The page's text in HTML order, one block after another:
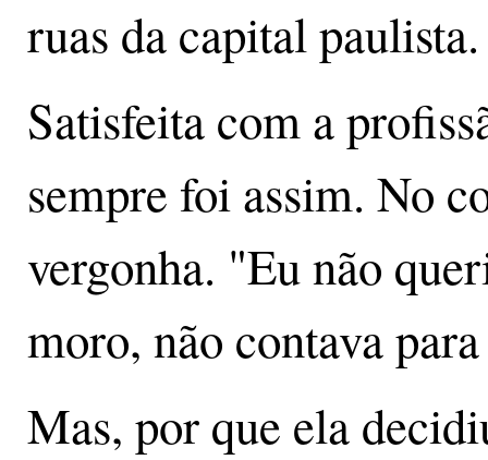
ruas da capital paulista.
Satisfeita com a
sempre foi assim. No
vergonha. "Eu não
moro, não contava
Mas, por que ela